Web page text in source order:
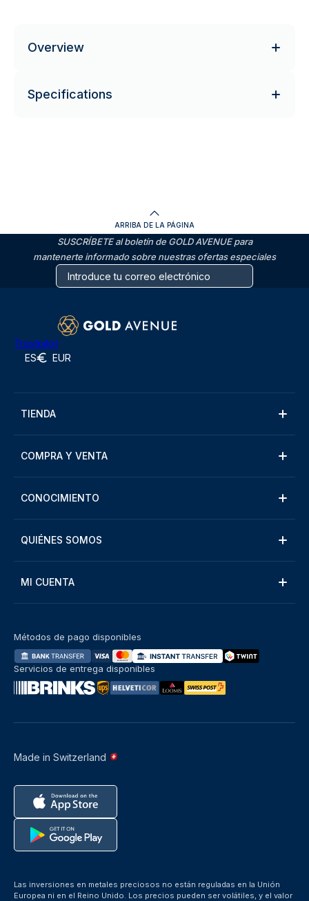
Overview
Specifications
ARRIBA DE LA PÁGINA
SUSCRÍBETE al boletín de GOLD AVENUE para
mantenerte informado sobre nuestras ofertas especiales
Trustpilot
ES EUR
TIENDA
COMPRA Y VENTA
CONOCIMIENTO
QUIÉNES SOMOS
MI CUENTA
Made in Switzerland
Métodos de pago disponibles
Servicios de entrega disponibles
Las inversiones en metales preciosos no están reguladas en la Unión
Europea ni en el Reino Unido. Los precios pueden ser volátiles, y el valor